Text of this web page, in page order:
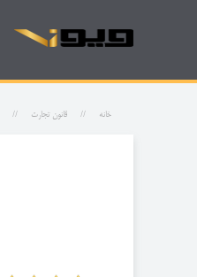
خانه قانون تجارت